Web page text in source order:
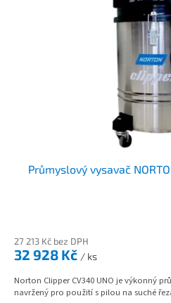
Průmyslový vysavač
27 213 Kč bez DPH
32 928 Kč / ks
Norton Clipper CV340 UNO je výkonný
navržený pro použití s pilou na suché